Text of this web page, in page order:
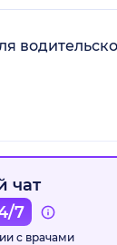
чат
7
с врачами